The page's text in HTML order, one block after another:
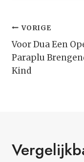
Bericht
Navigatie
VORIGE
Voor Dua Een
Paraplu
Kind